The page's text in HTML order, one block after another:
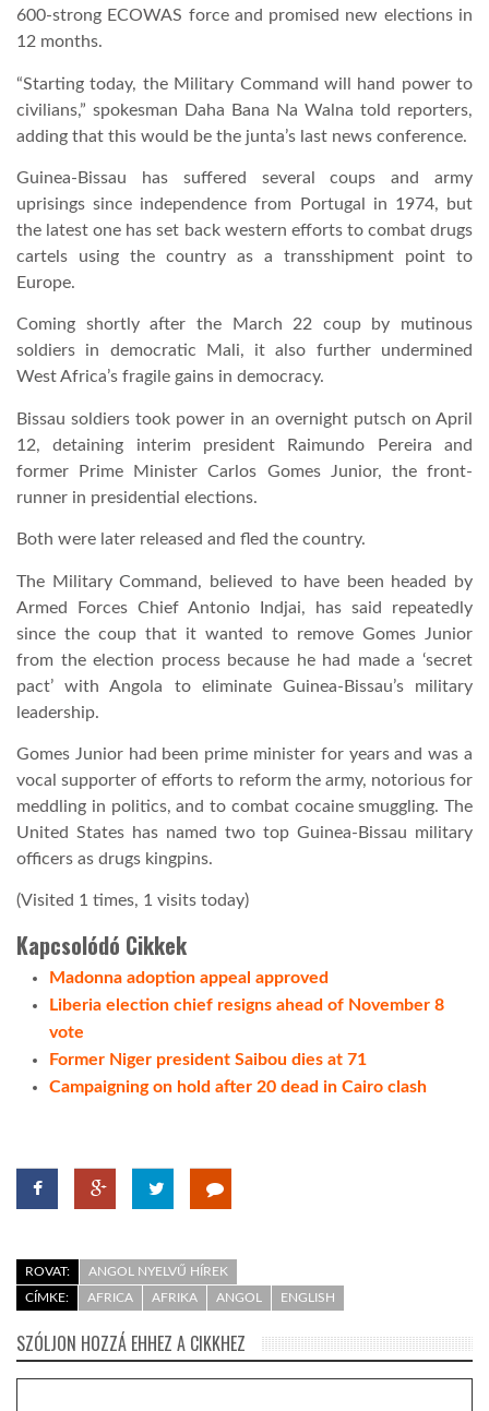
600-strong ECOWAS force and promised new elections in
12 months.
“Starting today, the Military Command will hand power to
civilians,” spokesman Daha Bana Na Walna told reporters,
adding that this would be the junta’s last news conference.
Guinea-Bissau has suffered several coups and army
uprisings since independence from Portugal in 1974, but
the latest one has set back western efforts to combat drugs
cartels using the country as a transshipment point to
Europe.
Coming shortly after the March 22 coup by mutinous
soldiers in democratic Mali, it also further undermined
West Africa’s fragile gains in democracy.
Bissau soldiers took power in an overnight putsch on April
12, detaining interim president Raimundo Pereira and
former Prime Minister Carlos Gomes Junior, the front-
runner in presidential elections.
Both were later released and fled the country.
The Military Command, believed to have been headed by
Armed Forces Chief Antonio Indjai, has said repeatedly
since the coup that it wanted to remove Gomes Junior
from the election process because he had made a ‘secret
pact’ with Angola to eliminate Guinea-Bissau’s military
leadership.
Gomes Junior had been prime minister for years and was a
vocal supporter of efforts to reform the army, notorious for
meddling in politics, and to combat cocaine smuggling. The
United States has named two top Guinea-Bissau military
officers as drugs kingpins.
(Visited 1 times, 1 visits today)
Kapcsolódó Cikkek
Madonna adoption appeal approved
Liberia election chief resigns ahead of November 8
vote
Former Niger president Saibou dies at 71
Campaigning on hold after 20 dead in Cairo clash
ROVAT:
ANGOL NYELVŰ HÍREK
CÍMKE:
AFRICA AFRIKA ANGOL ENGLISH
SZÓLJON HOZZÁ EHHEZ A CIKKHEZ